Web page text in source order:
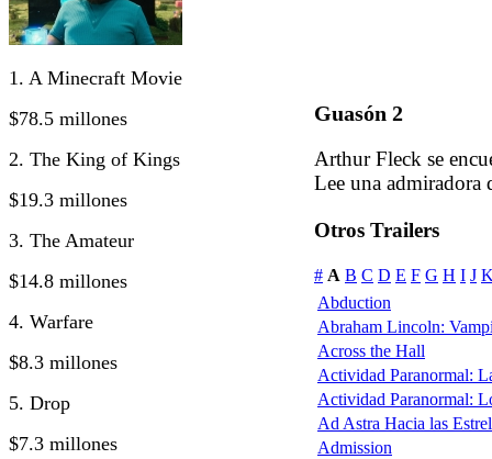
1. A Minecraft Movie
$78.5 millones
2. The King of Kings
$19.3 millones
3. The Amateur
$14.8 millones
4. Warfare
$8.3 millones
5. Drop
$7.3 millones
Guasón 2
Arthur Fleck se
Lee una admiradora
Otros Trailers
# A B C D E F G H I J
Abduction
Abraham Lincoln:
Across the Hall
Actividad Paranormal:
Actividad Paranormal:
Ad Astra Hacia las
Admission